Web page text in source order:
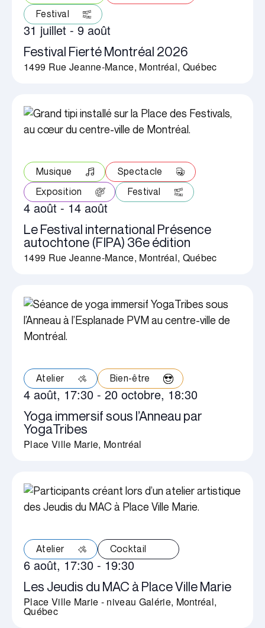
Festival Fierté Montréal 2026
31 juillet-9 août
1499 Rue Jeanne-Mance, Montréal, Québec
Festival
Le Festival international Présence
autochtone (FIPA) 36e édition
4 août-14 août
1499 Rue Jeanne-Mance, Montréal, Québec
Musique
Spectacle
Exposition
Festival
Yoga immersif sous l’Anneau par
YogaTribes
4 août, 17:30 - 20 octobre, 18:30
Place Ville Marie, Montréal
Atelier Bien-être
Les Jeudis du MAC à Place Ville Marie
6 août, 17:30 - 19:30
Place Ville Marie - niveau Galérie, Montréal,
Québec
Atelier Cocktail